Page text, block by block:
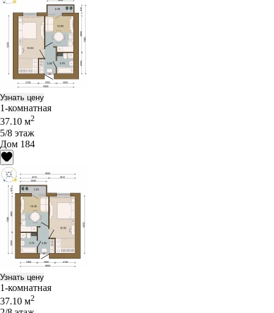
Узнать цену
1-комнатная
37.10 м2
5/8 этаж
Дом 184
Узнать цену
1-комнатная
37.10 м2